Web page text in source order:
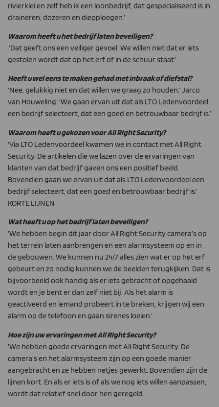
rivierklei en zelf heb ik een loonbedrijf, dat gespecialiseerd is in
draineren, dozeren en diepploegen.’
Waarom heeft u het bedrijf laten beveiligen?
‘Dat geeft ons een veiliger gevoel. We willen niet dat er iets
gestolen wordt dat op het erf of in de schuur staat.’
Heeft u wel eens te maken gehad met inbraak of diefstal?
‘Nee, gelukkig niet en dat willen we graag zo houden.’ Jarco
van Houweling: ‘We gaan ervan uit dat als LTO Ledenvoordeel
een bedrijf selecteert, dat een goed en betrouwbaar bedrijf is.’
Waarom heeft u gekozen voor All Right Security?
‘Via LTO Ledenvoordeel kwamen we in contact met All Right
Security. De artikelen die we lazen over de ervaringen van
klanten van dat bedrijf gaven ons een positief beeld.
Bovendien gaan we ervan uit dat als LTO Ledenvoordeel een
bedrijf selecteert, dat een goed en betrouwbaar bedrijf is.’
KORTE LIJNEN
Wat heeft u op het bedrijf laten beveiligen?
‘We hebben begin dit jaar door All Right Security camera’s op
het terrein laten aanbrengen en een alarmsysteem op en in
de gebouwen. We kunnen nu 24/7 alles zien wat er op het erf
gebeurt en zo nodig kunnen we de beelden terugkijken. Dat is
bijvoorbeeld ook handig als er iets gebracht of opgehaald
wordt en je bent er dan zelf niet bij. Als het alarm is
geactiveerd en iemand probeert in te breken, krijgen wij een
alarm op de telefoon en gaan sirenes loeien.’
Hoe zijn uw ervaringen met All Right Security?
‘We hebben goede ervaringen met All Right Security. De
camera’s en het alarmsysteem zijn op een goede manier
aangebracht en ze hebben netjes gewerkt. Bovendien zijn de
lijnen kort. En als er iets is of als we nog iets willen aanpassen,
wordt dat relatief snel door hen geregeld.